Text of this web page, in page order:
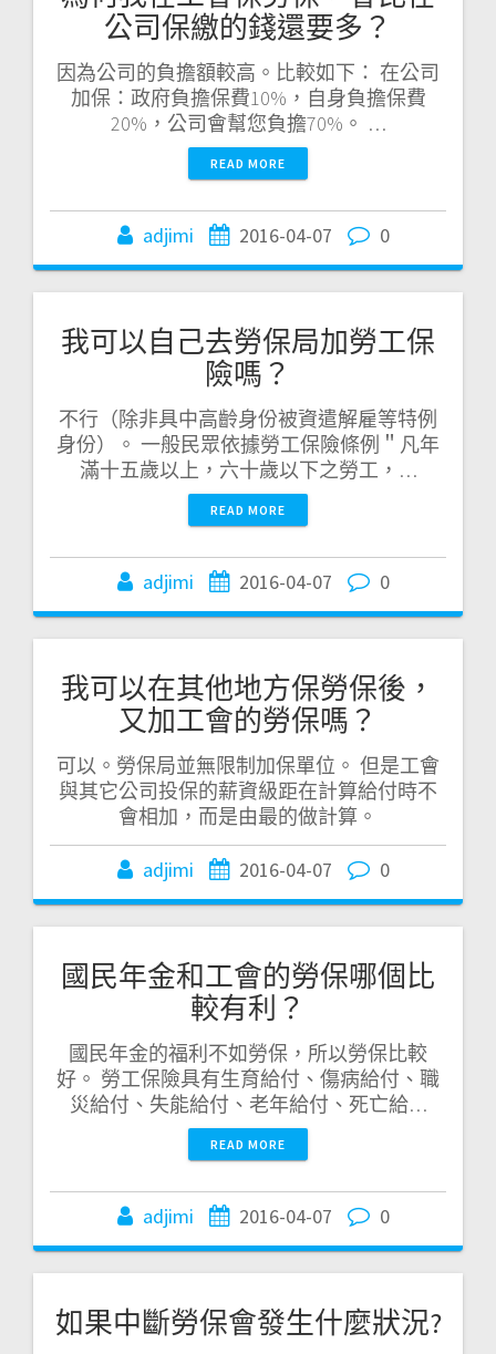
公司保繳的錢還要多？
因為公司的負擔額較高。比較如下： 在公司
加保：政府負擔保費10%，自身負擔保費
20%，公司會幫您負擔70%。 …
READ MORE
adjimi 2016-04-07 0
我可以自己去勞保局加勞工保
險嗎？
不行（除非具中高齡身份被資遣解雇等特例
身份）。 一般民眾依據勞工保險條例＂凡年
滿十五歲以上，六十歲以下之勞工，…
READ MORE
adjimi 2016-04-07 0
我可以在其他地方保勞保後，
又加工會的勞保嗎？
可以。勞保局並無限制加保單位。 但是工會
與其它公司投保的薪資級距在計算給付時不
會相加，而是由最的做計算。
adjimi 2016-04-07 0
國民年金和工會的勞保哪個比
較有利？
國民年金的福利不如勞保，所以勞保比較
好。 勞工保險具有生育給付、傷病給付、職
災給付、失能給付、老年給付、死亡給…
READ MORE
adjimi 2016-04-07 0
如果中斷勞保會發生什麼狀況?